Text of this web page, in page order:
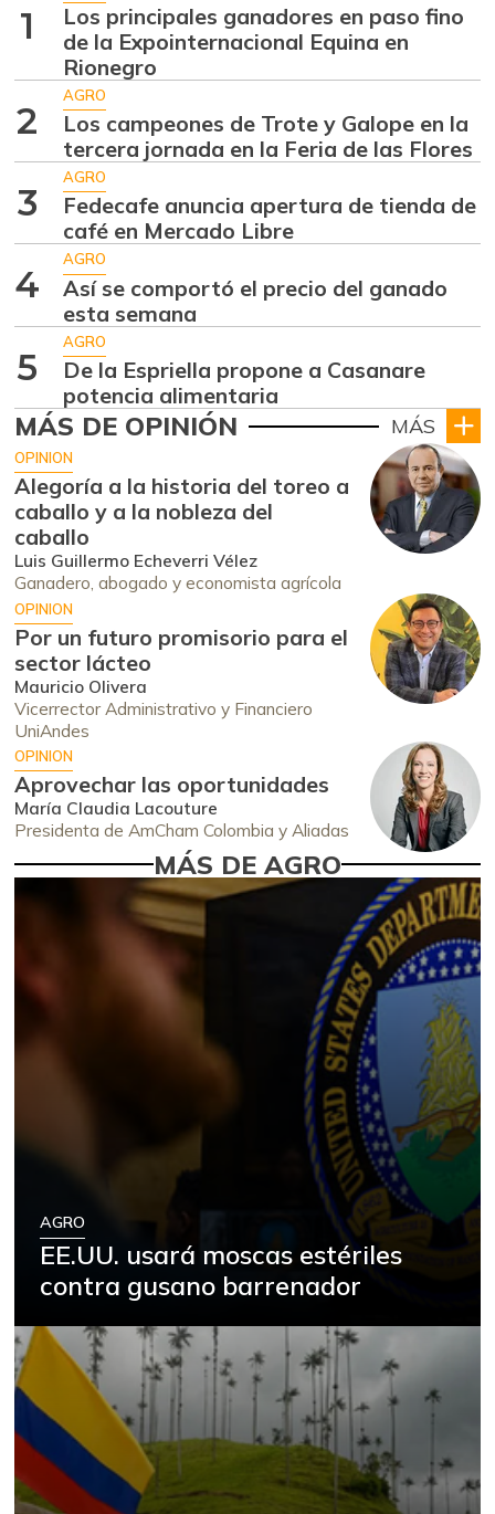
1
Los principales ganadores en paso fino
de la Expointernacional Equina en
Rionegro
2
AGRO
Los campeones de Trote y Galope en la
tercera jornada en la Feria de las Flores
3
AGRO
Fedecafe anuncia apertura de tienda de
café en Mercado Libre
4
AGRO
Así se comportó el precio del ganado
esta semana
5
AGRO
De la Espriella propone a Casanare
potencia alimentaria
MÁS DE OPINIÓN MÁS
OPINION
Alegoría a la historia del toreo a
caballo y a la nobleza del
caballo
Luis Guillermo Echeverri Vélez
Ganadero, abogado y economista agrícola
OPINION
Por un futuro promisorio para el
sector lácteo
Mauricio Olivera
Vicerrector Administrativo y Financiero
UniAndes
OPINION
Aprovechar las oportunidades
María Claudia Lacouture
Presidenta de AmCham Colombia y Aliadas
MÁS DE AGRO
AGRO
EE.UU. usará moscas estériles
contra gusano barrenador